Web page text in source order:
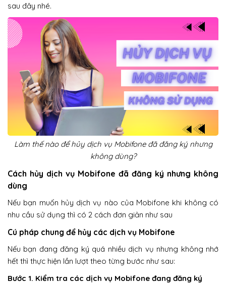
sau đây nhé.
Làm thế nào để hủy dịch vụ Mobifone đã đăng ký nhưng
không dùng?
Cách hủy dịch vụ Mobifone đã đăng ký nhưng không
dùng
Nếu bạn muốn hủy dịch vụ nào của Mobifone khi không có
nhu cầu sử dụng thì có 2 cách đơn giản như sau
Cú pháp chung để hủy các dịch vụ Mobifone
Nếu bạn đang đăng ký quá nhiều dịch vụ nhưng không nhớ
hết thì thực hiện lần lượt theo từng bước như sau:
Bước 1. Kiểm tra các dịch vụ Mobifone đang đăng ký